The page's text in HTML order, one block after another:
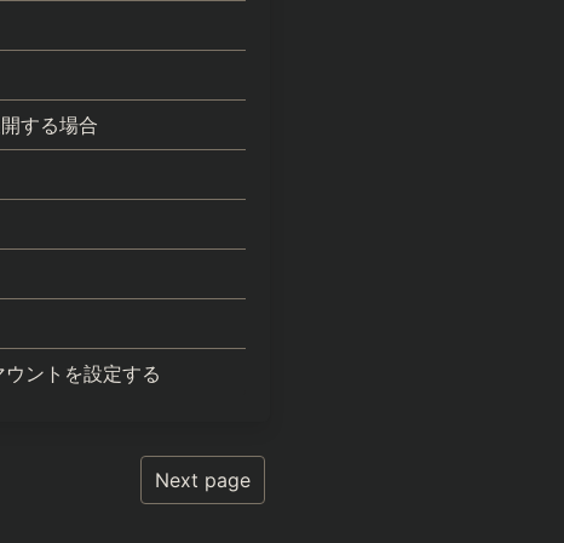
する場合
ントを設定する
Next page